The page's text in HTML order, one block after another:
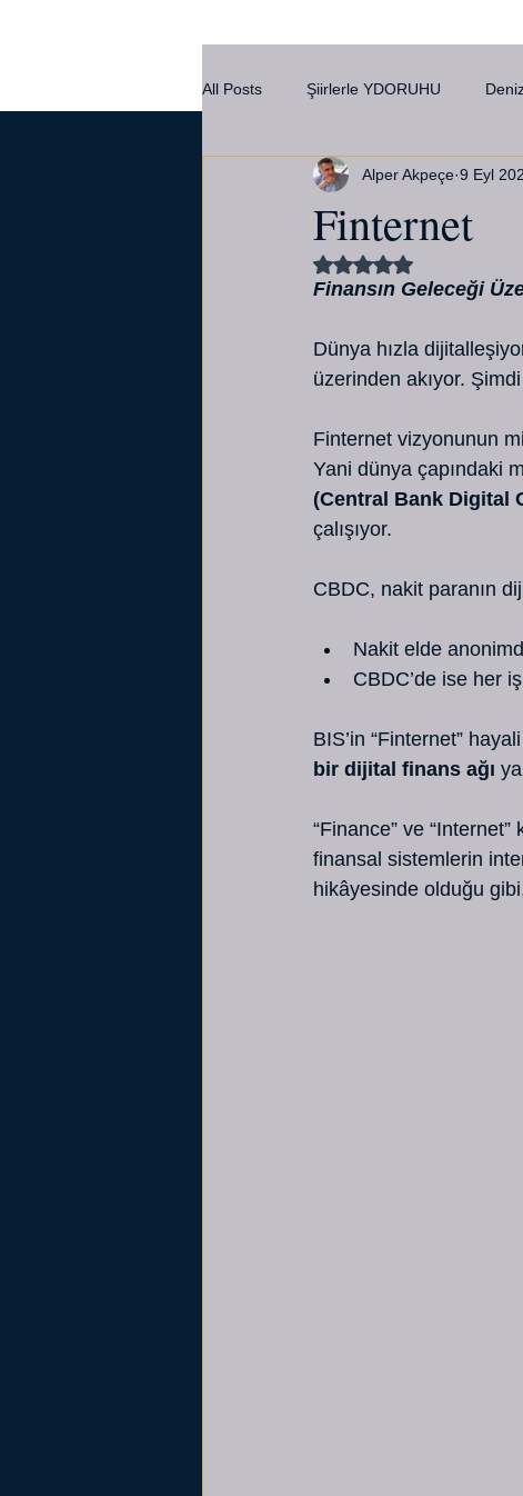
All Posts Şiirlerle YDORUHU
Finternet
Alper Akpeçe 9 Eyl
5 üzerinden NaN yıldız
Finansın Geleceği
Dünya hızla
üzerinden akıyor.
Finternet vizyonunun
Yani dünya çapındaki
(Central Bank Digital
çalışıyor.
CBDC, nakit paranın
Nakit elde
CBDC’de ise her
BIS’in “Finternet”
bir dijital finans ağı
“Finance” ve
finansal sistemlerin
hikâyesinde olduğu